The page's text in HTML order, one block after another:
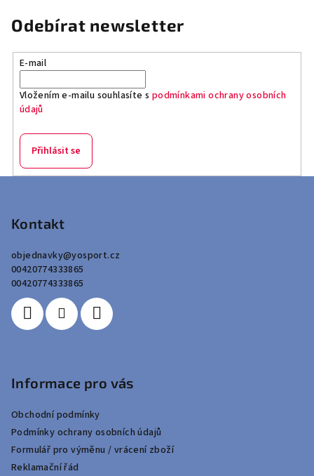
Odebírat newsletter
E-mail
Vložením e-mailu souhlasíte s podmínkami ochrany osobních
údajů
Přihlásit se
Kontakt
objednavky@yosport.cz
00420774333865
00420774333865
Informace pro vás
Obchodní podmínky
Podmínky ochrany osobních údajů
Formulář pro výměnu / vrácení zboží
Reklamační řád